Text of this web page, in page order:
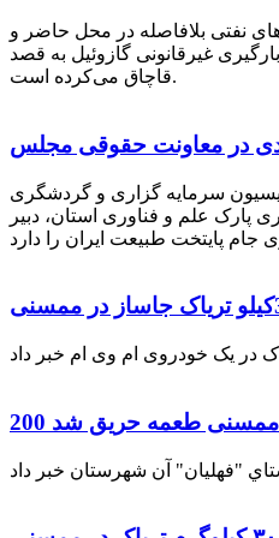
نفتی بلافاصله در محل حاضر و
بارگیری غیرقانونی گازوئیل به قصد
قاچاق می‌کرده است.
در معاونت حقوقی مجلس
سرمایه گزاری و گردشگری
پارک علم و فناوری استان، دبیر
ممسنی طعمه حریق شد